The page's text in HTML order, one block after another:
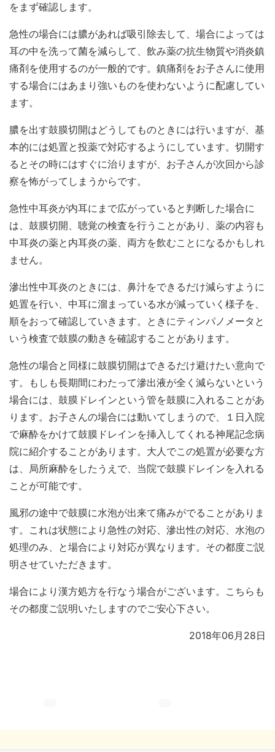
をまず確認します。
急性の場合には膿があれば吸引除去して、場合によっては
耳の中を洗って菌を減らして、飲み薬の抗生物質や消炎鎮
痛剤を使用するのが一般的です。鎮痛剤をお子さんに使用
する場合にはあまり強いものを使わないように配慮してい
ます。
膿を出す鼓膜切開はどうしてものときには行いますが、基
本的には処置と投薬で対応するようにしています。切開す
るとその時にはすぐに治りますが、お子さんが次回から診
察を怖がってしまうからです。
急性中耳炎が内耳にまで広がっていると判断した場合に
は、鼓膜切開、聴覚の検査を行うことがあり、薬の内容も
中耳炎の薬と内耳炎の薬、両方を飲むことになるかもしれ
ません。
滲出性中耳炎のときには、鼻汁をできるだけ減らすように
処置を行い、中耳に溜まっている水が減っていく様子を、
順をおって確認していきます。ときにティンパノメータと
いう検査で鼓膜の動きを確認することがあります。
急性の場合と同様に鼓膜切開はできるだけ避けたい意向で
す。もしも長期間にわたって滲出液が全く減らないという
場合には、鼓膜ドレインという管を鼓膜に入れることがあ
ります。お子さんの場合には動いてしまうので、１日入院
で麻酔をかけて鼓膜ドレインを挿入してくれる神尾記念病
院に紹介することがあります。大人でこの処置が必要な方
は、局所麻酔をしたうえで、当院で鼓膜ドレインを入れる
ことが可能です。
風邪の途中で鼓膜に水泡が出来て痛みがでることがありま
す。これは状態により急性の対応、滲出性の対応、水泡の
処理のみ、と場合により対応が異なります。その都度ご説
明させていただきます。
場合により漢方処方を行なう場合がございます。こちらも
その都度ご説明いたしますのでご安心下さい。
2018年06月28日